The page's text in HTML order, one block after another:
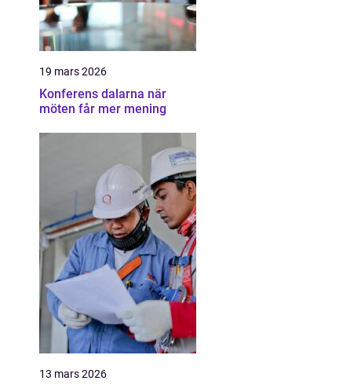
19 mars 2026
Konferens dalarna när
möten får mer mening
13 mars 2026